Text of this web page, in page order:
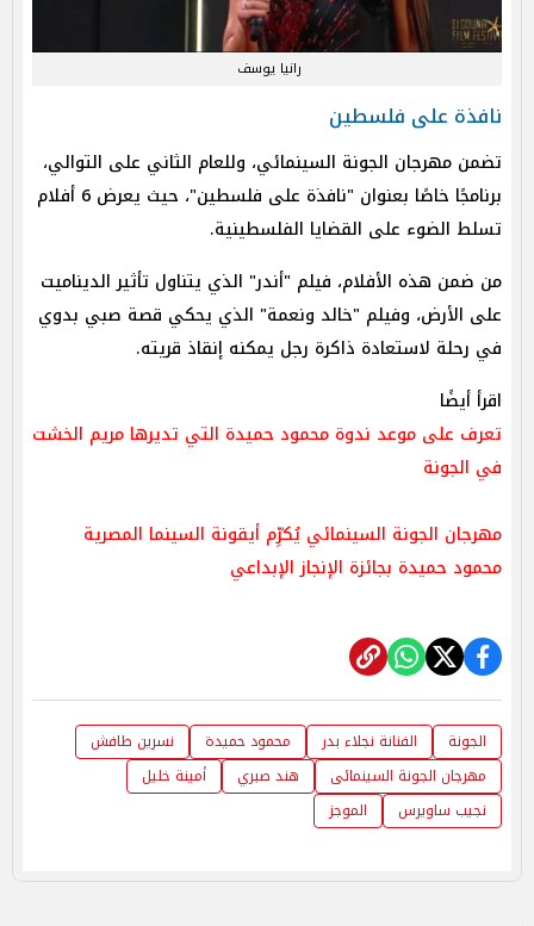
رانيا يوسف
نافذة على فلسطين
تضمن مهرجان الجونة السينمائي، وللعام الثاني على التوالي،
برنامجًا خاصًا بعنوان "نافذة على فلسطين"، حيث يعرض 6 أفلام
تسلط الضوء على القضايا الفلسطينية.
من ضمن هذه الأفلام، فيلم "أندر" الذي يتناول تأثير الديناميت
على الأرض، وفيلم "خالد ونعمة" الذي يحكي قصة صبي بدوي
في رحلة لاستعادة ذاكرة رجل يمكنه إنقاذ قريته.
اقرأ أيضًا
تعرف على موعد ندوة محمود حميدة التي تديرها مريم الخشت
في الجونة
مهرجان الجونة السينمائي يُكرِّم أيقونة السينما المصرية
محمود حميدة بجائزة الإنجاز الإبداعي
الجونة الفنانة نجلاء بدر محمود حميدة
نسرين طافش
مهرجان الجونة السينمائى
هند صبري
أمينة خليل
نجيب ساويرس
الموجز